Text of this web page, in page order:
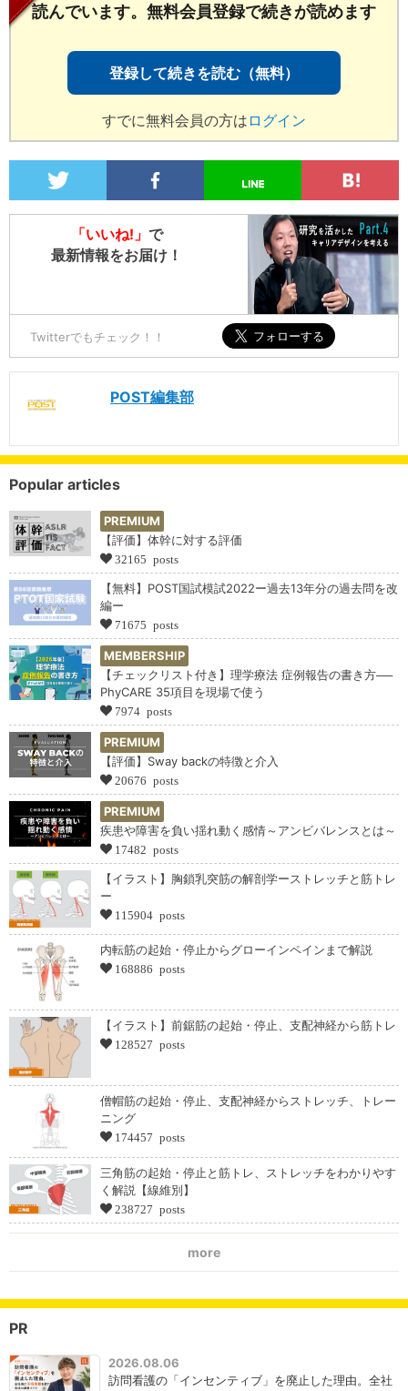
読んでいます。無料会員登録で続きが読めます
登録して続きを読む（無料）
すでに無料会員の方は ログイン
「いいね!」 で
最新情報をお届け！
Twitterでもチェック！！
POST編集部
Popular articles
PREMIUM
【評価】体幹に対する評価
32165 posts
【無料】POST国試模試2022ー過去13年分の過去問を改
編ー
71675 posts
MEMBERSHIP
【チェックリスト付き】理学療法 症例報告の書き方──
PhyCARE 35項目を現場で使う
7974 posts
PREMIUM
【評価】Sway backの特徴と介入
20676 posts
PREMIUM
疾患や障害を負い揺れ動く感情～アンビバレンスとは～
17482 posts
【イラスト】胸鎖乳突筋の解剖学ーストレッチと筋トレ
ー
115904 posts
内転筋の起始・停止からグローインペインまで解説
168886 posts
【イラスト】前鋸筋の起始・停止、支配神経から筋トレ
128527 posts
僧帽筋の起始・停止、支配神経からストレッチ、トレー
ニング
174457 posts
三角筋の起始・停止と筋トレ、ストレッチをわかりやす
く解説【線維別】
238727 posts
more
PR
2026.08.06
訪問看護の「インセンティブ」を廃止した理由。全社